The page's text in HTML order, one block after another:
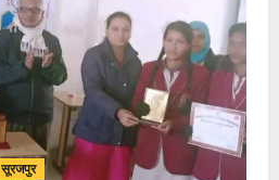
सूरजपुर